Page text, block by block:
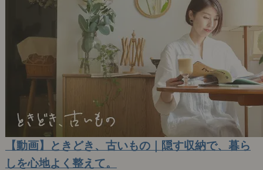
【動画】ときどき、古いもの｜隠す収納で、暮ら
しを心地よく整えて。